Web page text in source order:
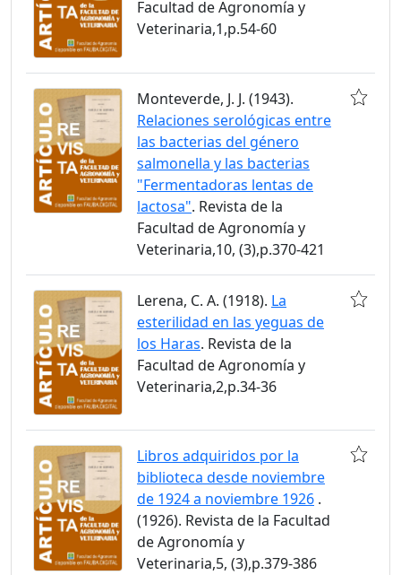
Facultad de Agronomía y
Veterinaria,1,p.54-60
Monteverde, J. J. (1943).
Relaciones serológicas entre
las bacterias del género
salmonella y las bacterias
"Fermentadoras lentas de
lactosa". Revista de la
Facultad de Agronomía y
Veterinaria,10, (3),p.370-421
Lerena, C. A. (1918). La
esterilidad en las yeguas de
los Haras. Revista de la
Facultad de Agronomía y
Veterinaria,2,p.34-36
Libros adquiridos por la
biblioteca desde noviembre
de 1924 a noviembre 1926 .
(1926). Revista de la Facultad
de Agronomía y
Veterinaria,5, (3),p.379-386